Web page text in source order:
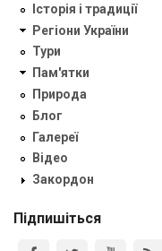
Історія і традиції
Регіони України
Тури
Пам'ятки
Природа
Блог
Галереї
Відео
Закордон
Підпишіться